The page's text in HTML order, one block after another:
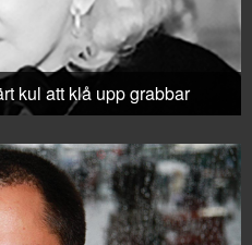
kul att klå upp grabbar